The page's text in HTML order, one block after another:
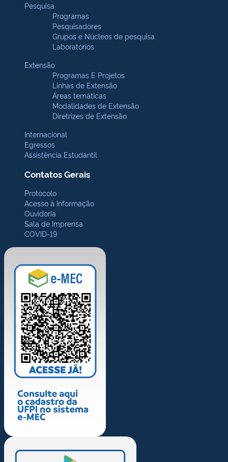
Pesquisa
Programas
Pesquisadores
Grupos e Núcleos de pesquisa
Laboratórios
Extensão
Programas E Projetos
Linhas de Extensão
Áreas temáticas
Modalidades de Extensão
Diretrizes de Extensão
Internacional
Egressos
Assistência Estudantil
Contatos Gerais
Protocolo
Acesso à Informação
Ouvidoria
Sala de Imprensa
COVID-19